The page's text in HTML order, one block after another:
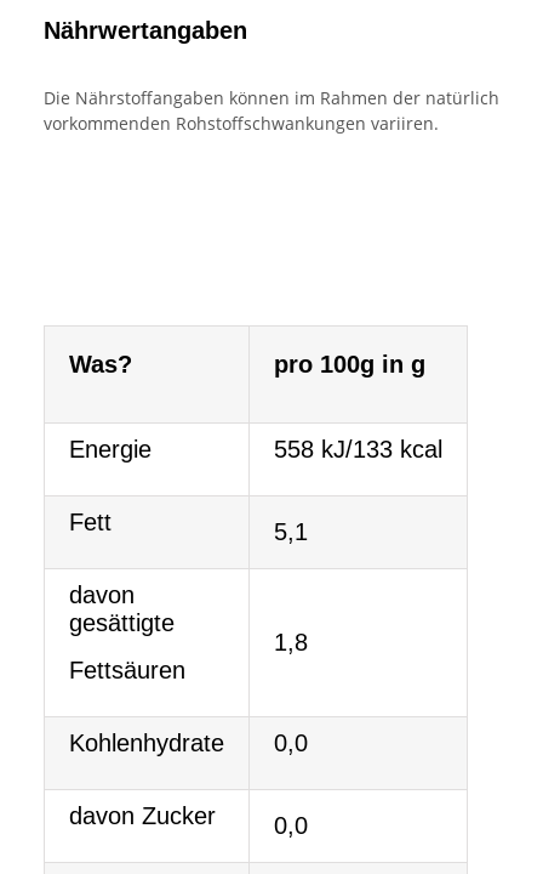
Nährwertangaben
Die Nährstoffangaben können im Rahmen der natürlich
vorkommenden Rohstoffschwankungen variiren.
Was? pro 100g in g
Energie 558 kJ/133 kcal
Fett 5,1
davon
gesättigte
Fettsäuren
1,8
Kohlenhydrate 0,0
davon Zucker 0,0